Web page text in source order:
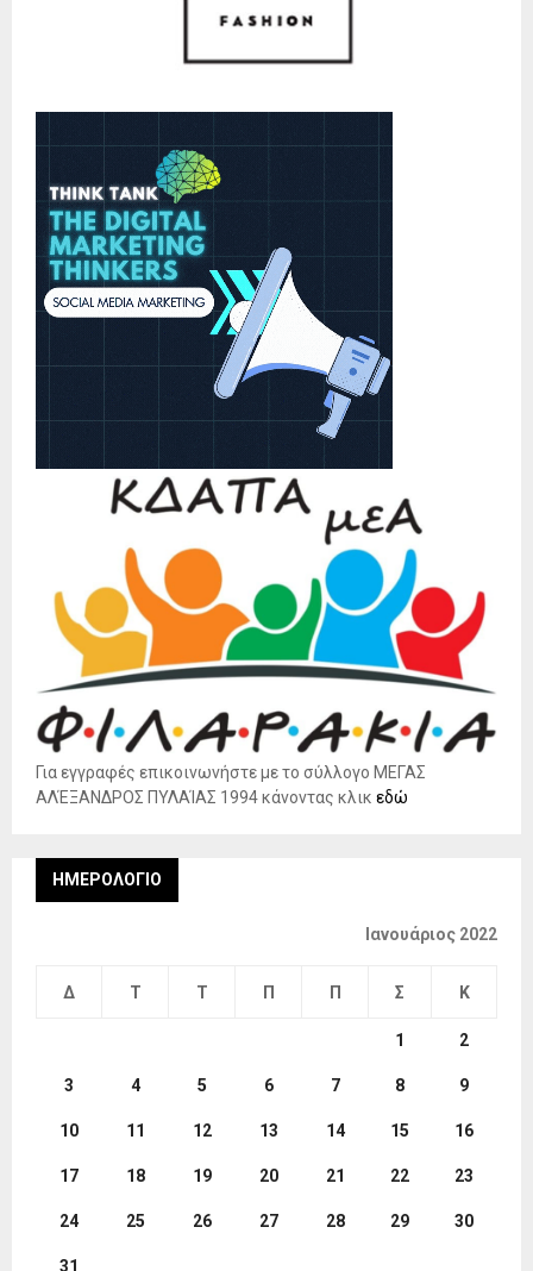
Για εγγραφές επικοινωνήστε με το σύλλογο ΜΕΓΑΣ
ΑΛΈΞΑΝΔΡΟΣ ΠΥΛΑΊΑΣ 1994 κάνοντας κλικ εδώ
ΗΜΕΡΟΛΌΓΙΟ
Ιανουάριος 2022
Δ Τ Τ Π Π Σ Κ
1 2
3 4 5 6 7 8 9
10 11 12 13 14 15 16
17 18 19 20 21 22 23
24 25 26 27 28 29 30
31